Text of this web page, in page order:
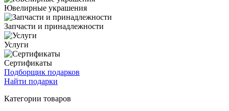
Ювелирные украшения
Запчасти и принадлежности
Услуги
Сертификаты
Подборщик подарков
Найти подарки
Категории товаров